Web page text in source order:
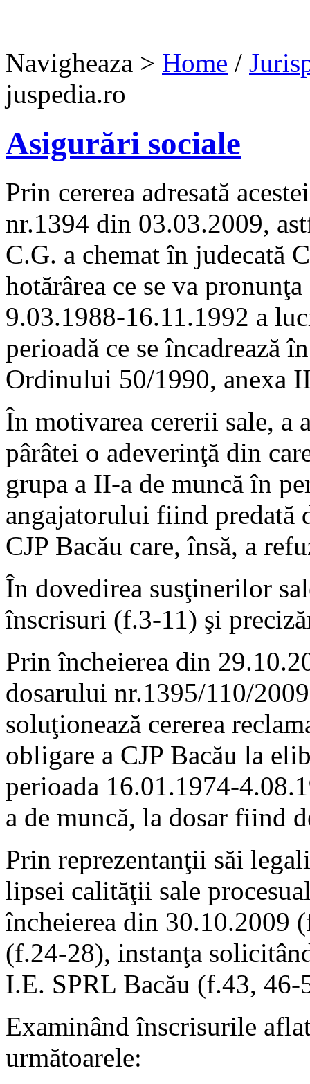
Navigheaza > Home /
juspedia.ro
Asigurări sociale
Prin cererea adresată
nr.1394 din 03.03.2009,
C.G. a chemat în judecată
hotărârea ce se va
9.03.1988-16.11.1992 a
perioadă ce se încadrează
Ordinului 50/1990, anexa
În motivarea cererii sale, a
pârâtei o adeverinţă din
grupa a II-a de muncă în
angajatorului fiind predată
CJP Bacău care, însă, a
În dovedirea susţinerilor
înscrisuri (f.3-11) şi
Prin încheierea din
dosarului nr.1395/110/
soluţionează cererea
obligare a CJP Bacău la
perioada 16.01.1974-
a de muncă, la dosar fiind
Prin reprezentanţii săi
lipsei calităţii sale
încheierea din 30.10.2009
(f.24-28), instanţa
I.E. SPRL Bacău (f.43,
Examinând înscrisurile
următoarele: